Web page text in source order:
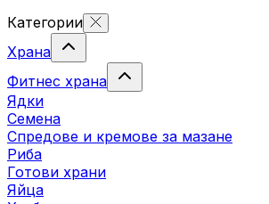
Категории
Храна
Фитнес храна
Ядки
Семена
Спредове и кремове за мазане
Риба
Готови храни
Яйца